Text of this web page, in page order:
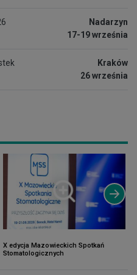
Nadarzyn
17-19 września
Kraków
26 września
X edycja Mazowieckich Spotkań
Stomatologicznych